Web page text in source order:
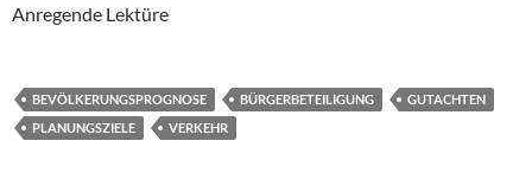
Anregende Lektüre
BEVÖLKERUNGSPROGNOSE BÜRGERBETEILIGUNG
GUTACHTEN
PLANUNGSZIELE
VERKEHR